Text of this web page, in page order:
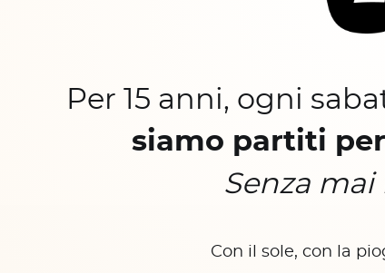
Per 15 anni, ogni
siamo partiti
Senza mai
Con il sole, con la